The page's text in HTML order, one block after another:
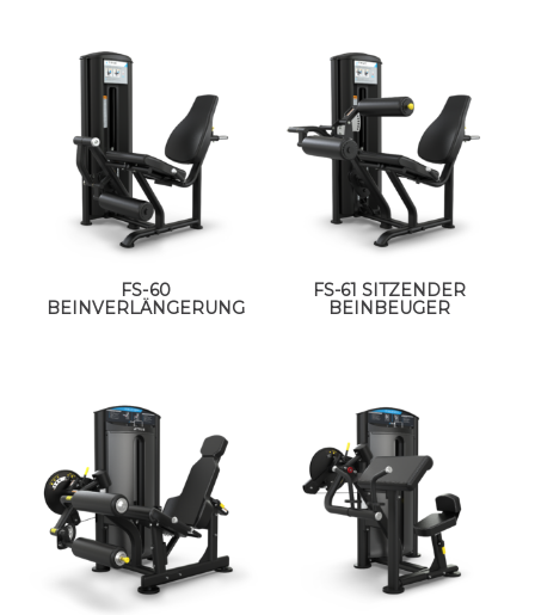
FS-60
BEINVERLÄNGERUNG
FS-61 SITZENDER
BEINBEUGER